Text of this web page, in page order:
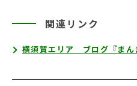
関連リンク
横須賀エリア ブログ『まん